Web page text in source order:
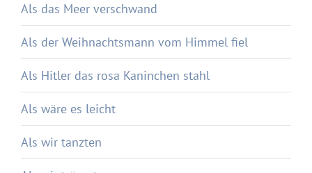
Als das Meer verschwand
Als der Weihnachtsmann vom Himmel fiel
Als Hitler das rosa Kaninchen stahl
Als wäre es leicht
Als wir tanzten